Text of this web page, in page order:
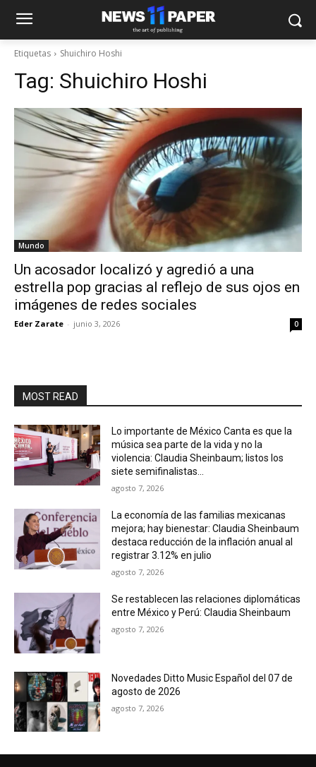
Etiquetas Shuichiro Hoshi
Tag: Shuichiro Hoshi
Mundo
Un acosador localizó y agredió a una
estrella pop gracias al reflejo de sus ojos en
imágenes de redes sociales
Eder Zarate - junio 3, 2026 0
MOST READ
Lo importante de México Canta es que la
música sea parte de la vida y no la
violencia: Claudia Sheinbaum; listos los
siete semifinalistas...
agosto 7, 2026
La economía de las familias mexicanas
mejora; hay bienestar: Claudia Sheinbaum
destaca reducción de la inflación anual al
registrar 3.12% en julio
agosto 7, 2026
Se restablecen las relaciones diplomáticas
entre México y Perú: Claudia Sheinbaum
agosto 7, 2026
Novedades Ditto Music Español del 07 de
agosto de 2026
agosto 7, 2026